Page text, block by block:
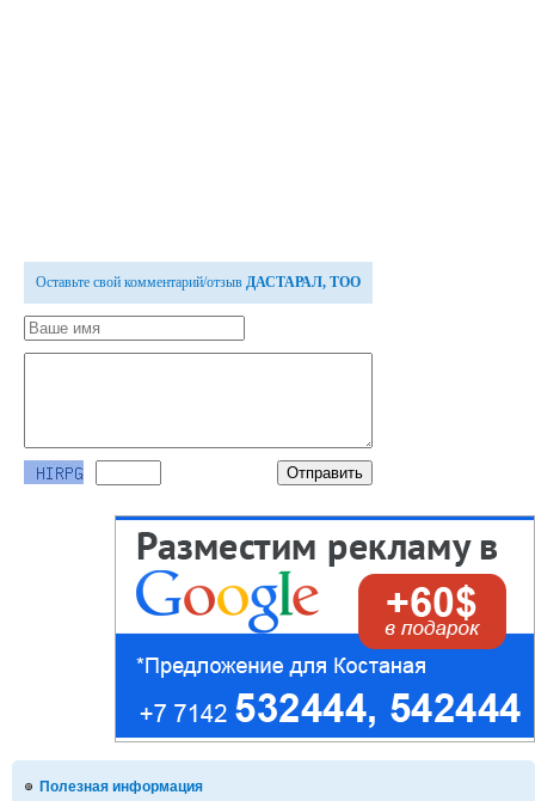
Полезная информация
Оставьте свой комментарий/отзыв ДАСТАРАЛ, ТОО